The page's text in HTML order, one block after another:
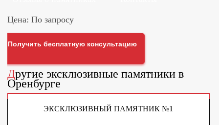
Цена: По запросу
Получить бесплатную консультацию
Другие эксклюзивные памятники в
Оренбурге
ЭКСКЛЮЗИВНЫЙ ПАМЯТНИК №1